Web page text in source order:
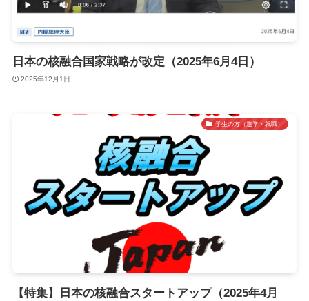
日本の核融合国家戦略が改定（2025年6月4日）
2025年12月1日
学生の方（進学・就職）
【特集】日本の核融合スタートアップ（2025年4月